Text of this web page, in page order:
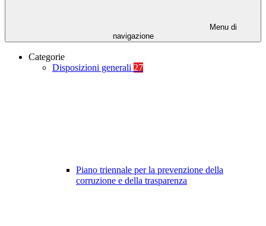
Menu di
navigazione
Categorie
Disposizioni generali 27
Piano triennale per la prevenzione della
corruzione e della trasparenza